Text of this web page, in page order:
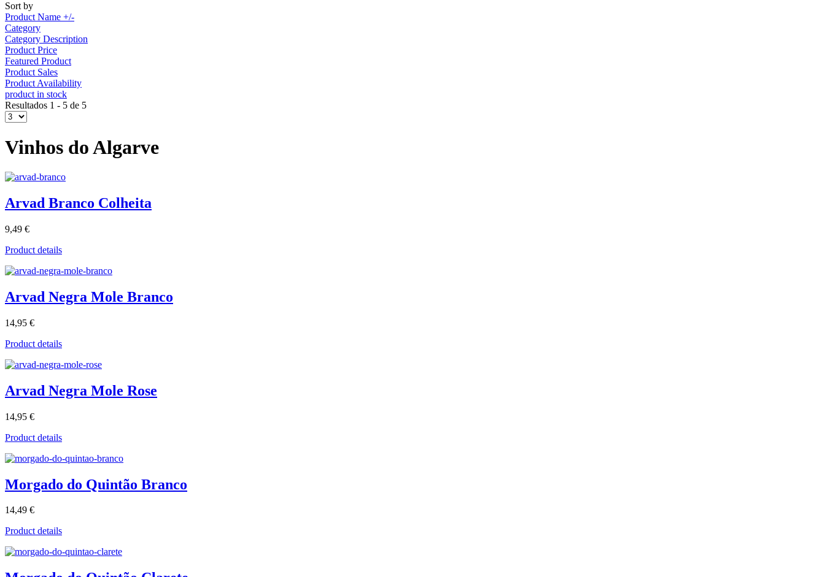
Sort by
Product Name +/-
Category
Category Description
Product Price
Featured Product
Product Sales
Product Availability
product in stock
Resultados 1 - 5 de 5
Vinhos do Algarve
Arvad Branco Colheita
9,49 €
Product details
Arvad Negra Mole Branco
14,95 €
Product details
Arvad Negra Mole Rose
14,95 €
Product details
Morgado do Quintão Branco
14,49 €
Product details